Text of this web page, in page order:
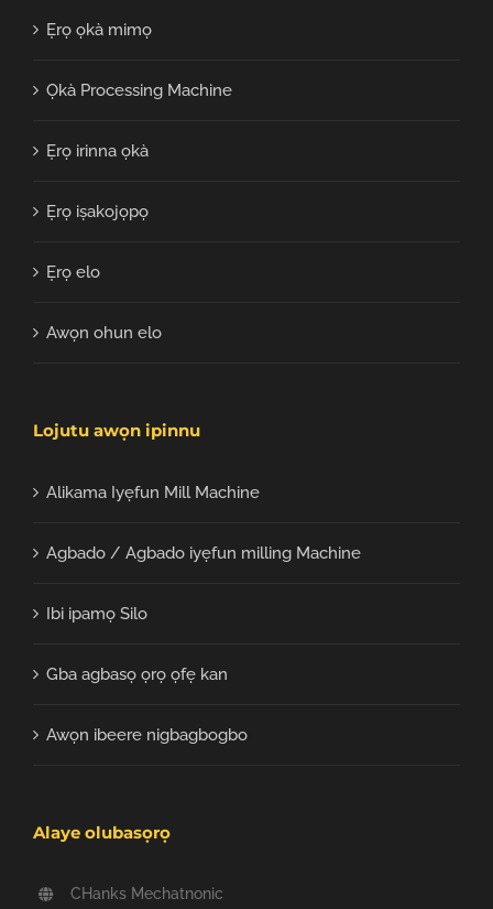
Ẹrọ ọkà mimọ
Ọkà Processing Machine
Ẹrọ irinna ọkà
Ẹrọ iṣakojọpọ
Ẹrọ elo
Awọn ohun elo
Lojutu awọn ipinnu
Alikama Iyẹfun Mill Machine
Agbado / Agbado iyẹfun milling Machine
Ibi ipamọ Silo
Gba agbasọ ọrọ ọfẹ kan
Awọn ibeere nigbagbogbo
Alaye olubasọrọ
CHanks Mechatnonic